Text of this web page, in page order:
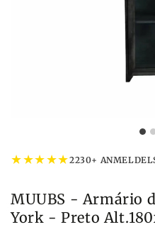
★★★★★2230+
MUUBS - Armário
York - Preto